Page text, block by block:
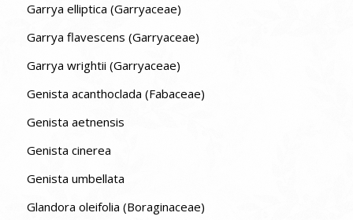
Garrya elliptica (Garryaceae)
Garrya flavescens (Garryaceae)
Garrya wrightii (Garryaceae)
Genista acanthoclada (Fabaceae)
Genista aetnensis
Genista cinerea
Genista umbellata
Glandora oleifolia (Boraginaceae)